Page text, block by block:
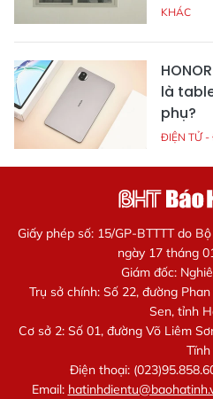
KHÁC
là
phụ?
ĐIỆN TỬ -
Giấy phép số: 15/GP-BTTTT do
ngày 17 tháng
Giám đốc:
Trụ sở chính: Số 22, đường
Sen, tỉnh
Cơ sở 2: Số 01, đường Võ Liêm
Tĩnh
Điện thoại:
Email: